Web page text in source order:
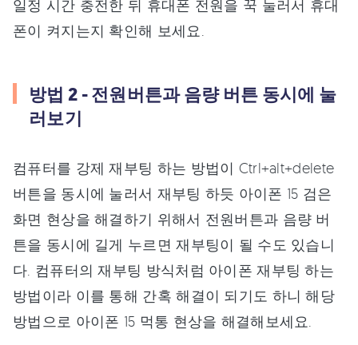
일정 시간 충전한 뒤 휴대폰 전원을 꾹 눌러서 휴대
폰이 켜지는지 확인해 보세요.
방법 2 - 전원버튼과 음량 버튼 동시에 눌
러보기
컴퓨터를 강제 재부팅 하는 방법이 Ctrl+alt+delete
버튼을 동시에 눌러서 재부팅 하듯 아이폰 15 검은
화면 현상을 해결하기 위해서 전원버튼과 음량 버
튼을 동시에 길게 누르면 재부팅이 될 수도 있습니
다. 컴퓨터의 재부팅 방식처럼 아이폰 재부팅 하는
방법이라 이를 통해 간혹 해결이 되기도 하니 해당
방법으로 아이폰 15 먹통 현상을 해결해보세요.